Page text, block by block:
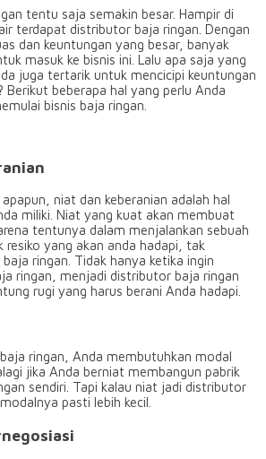
tentu saja semakin besar. Hampir di
terdapat distributor baja ringan. Dengan
dan keuntungan yang besar, banyak
masuk ke bisnis ini. Lalu apa saja yang
juga tertarik untuk mencicipi keuntungan
Berikut beberapa hal yang perlu Anda
bisnis baja ringan.
niat dan keberanian adalah hal
miliki. Niat yang kuat akan membuat
tentunya dalam menjalankan sebuah
resiko yang akan anda hadapi, tak
ringan. Tidak hanya ketika ingin
ringan, menjadi distributor baja ringan
rugi yang harus berani Anda hadapi.
ringan, Anda membutuhkan modal
jika Anda berniat membangun pabrik
sendiri. Tapi kalau niat jadi distributor
pasti lebih kecil.